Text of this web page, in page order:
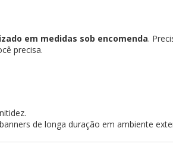
em medidas sob encomenda.
precisa.
de longa duração em ambiente